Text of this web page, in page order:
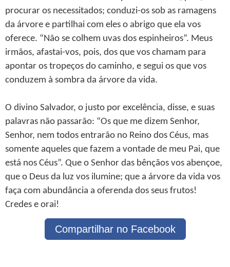
procurar os necessitados; conduzi-os sob as ramagens
da árvore e partilhai com eles o abrigo que ela vos
oferece. “Não se colhem uvas dos espinheiros”. Meus
irmãos, afastai-vos, pois, dos que vos chamam para
apontar os tropeços do caminho, e segui os que vos
conduzem à sombra da árvore da vida.
O divino Salvador, o justo por excelência, disse, e suas
palavras não passarão: “Os que me dizem Senhor,
Senhor, nem todos entrarão no Reino dos Céus, mas
somente aqueles que fazem a vontade de meu Pai, que
está nos Céus”. Que o Senhor das bênçãos vos abençoe,
que o Deus da luz vos ilumine; que a árvore da vida vos
faça com abundância a oferenda dos seus frutos!
Credes e orai!
Compartilhar no Facebook